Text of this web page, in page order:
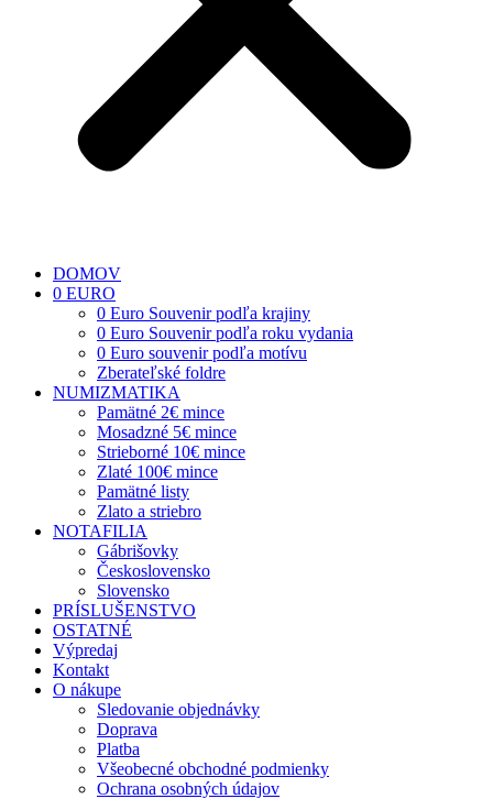
DOMOV
0 EURO
0 Euro Souvenir podľa krajiny
0 Euro Souvenir podľa roku vydania
0 Euro souvenir podľa motívu
Zberateľské foldre
NUMIZMATIKA
Pamätné 2€ mince
Mosadzné 5€ mince
Strieborné 10€ mince
Zlaté 100€ mince
Pamätné listy
Zlato a striebro
NOTAFILIA
Gábrišovky
Československo
Slovensko
PRÍSLUŠENSTVO
OSTATNÉ
Výpredaj
Kontakt
O nákupe
Sledovanie objednávky
Doprava
Platba
Všeobecné obchodné podmienky
Ochrana osobných údajov